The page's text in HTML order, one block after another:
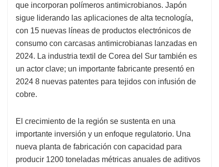
que incorporan polímeros antimicrobianos. Japón
sigue liderando las aplicaciones de alta tecnología,
con 15 nuevas líneas de productos electrónicos de
consumo con carcasas antimicrobianas lanzadas en
2024. La industria textil de Corea del Sur también es
un actor clave; un importante fabricante presentó en
2024 8 nuevas patentes para tejidos con infusión de
cobre.
El crecimiento de la región se sustenta en una
importante inversión y un enfoque regulatorio. Una
nueva planta de fabricación con capacidad para
producir 1200 toneladas métricas anuales de aditivos